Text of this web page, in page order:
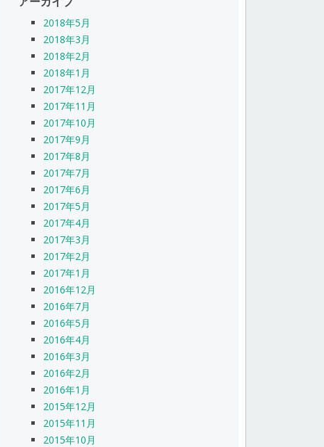
2018年5月
2018年3月
2018年2月
2018年1月
2017年12月
2017年11月
2017年10月
2017年9月
2017年8月
2017年7月
2017年6月
2017年5月
2017年4月
2017年3月
2017年2月
2017年1月
2016年12月
2016年7月
2016年5月
2016年4月
2016年3月
2016年2月
2016年1月
2015年12月
2015年11月
2015年10月